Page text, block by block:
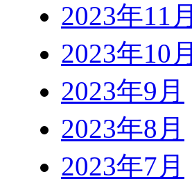
2023年11月
2023年10月
2023年9月
2023年8月
2023年7月